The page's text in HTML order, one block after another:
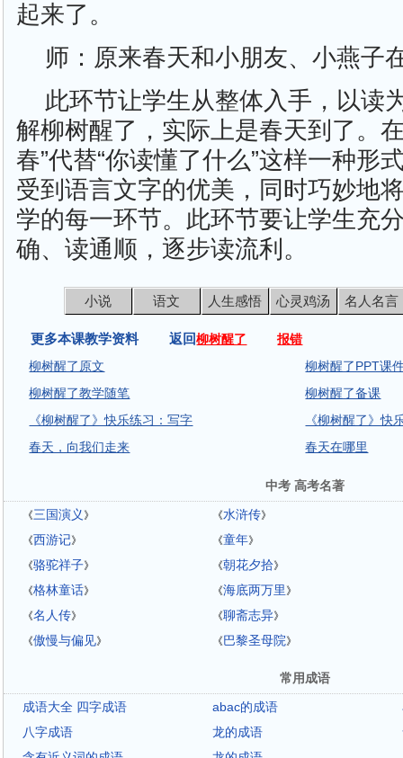
起来了。
师：原来春天和小朋友、小燕子
此环节让学生从整体入手，以读
解柳树醒了，实际上是春天到了。
春”代替“你读懂了什么”这样一种形
受到语言文字的优美，同时巧妙地
学的每一环节。此环节要让学生充
确、读通顺，逐步读流利。
小说 语文 人生感悟 心灵鸡汤 名人名言
更多本课教学资料 返回柳树醒了
报错
柳树醒了原文
柳树醒了PPT课
柳树醒了教学随笔
柳树醒了备课
《柳树醒了》快乐练习：写字
《柳树醒了》快
春天，向我们走来
春天在哪里
中考 高考名著
《三国演义 》 《水浒传》
《西游记》 《童年》
《骆驼祥子》 《朝花夕拾》
《格林童话》 《海底两万里 》
《名人传》 《聊斋志异》
《傲慢与偏见》 《巴黎圣母院》
常用成语
成语大全 四字成语
abac的成语
八字成语
龙的成语